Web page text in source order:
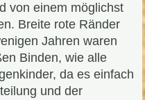
von einem möglichst
Breite rote Ränder
Jahren waren
Binden, wie alle
da es einfach
und der